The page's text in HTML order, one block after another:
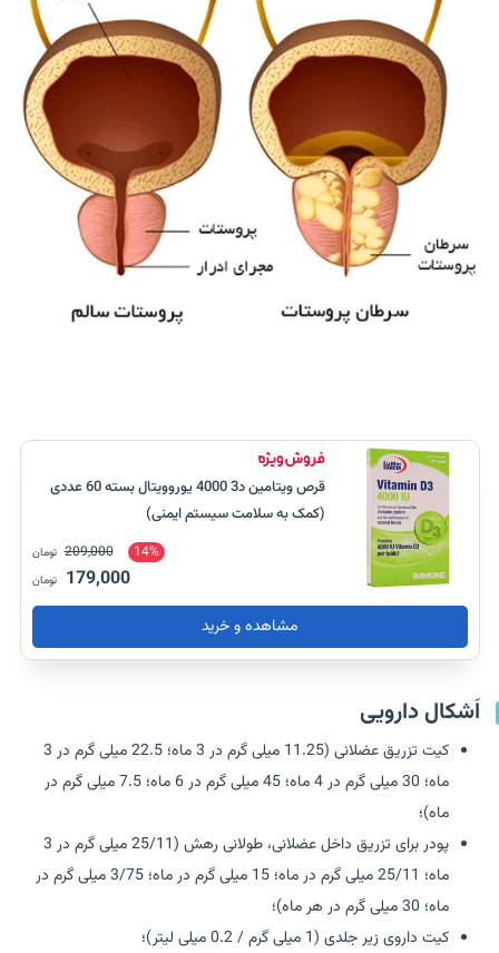
قرص ویتامین د3 4000 یوروویتال بسته 60 عددی
(کمک به سلامت سیستم ایمنی)
14%
209,000 تومان
179,000 تومان
مشاهده و خرید
اَشکال دارویی
کیت تزریق عضلانی (11.25 میلی گرم در 3 ماه؛ 22.5 میلی گرم در 3
ماه؛ 30 میلی گرم در 4 ماه؛ 45 میلی گرم در 6 ماه؛ 7.5 میلی گرم در
ماه)؛
پودر برای تزریق داخل عضلانی، طولانی رهش (25/11 میلی گرم در 3
ماه؛ 25/11 میلی گرم در ماه؛ 15 میلی گرم در ماه؛ 3/75 میلی گرم در
ماه؛ 30 میلی گرم در هر ماه)؛
کیت داروی زیر جلدی (1 میلی گرم / 0.2 میلی لیتر)؛